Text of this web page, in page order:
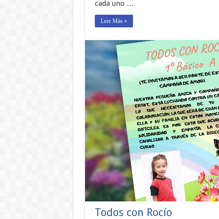
cada uno …
Leer Más »
Todos con Rocío